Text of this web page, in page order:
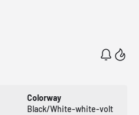
Colorway
Black/White-white-volt